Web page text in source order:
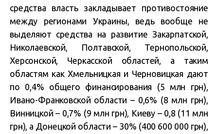
средства власть закладывает противостояние
между регионами Украины, ведь вообще не
выделяют средства на развитие Закарпатской,
Николаевской, Полтавской, Тернопольской,
Херсонской, Черкасской областей, а таким
областям как Хмельницкая и Черновицкая дают
по 0,4% общего финансирования (5 млн грн),
Ивано-Франковской области – 0,6% (8 млн грн),
Винницкой – 0,7% (9 млн грн), Киеву – 0,8 (11 млн
грн), а Донецкой области – 30% (400 600 000 грн),